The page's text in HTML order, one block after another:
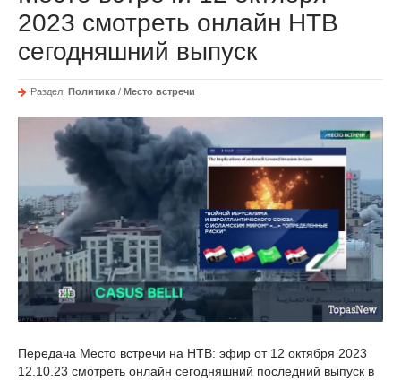
2023 смотреть онлайн НТВ
сегодняшний выпуск
Раздел: Политика / Место встречи
Передача Место встречи на НТВ: эфир от 12 октября 2023
12.10.23 смотреть онлайн сегодняшний последний выпуск в